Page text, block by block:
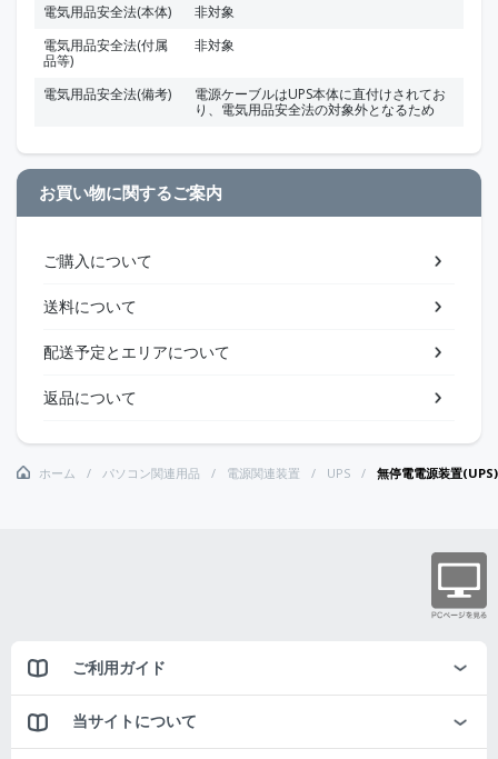
電気用品安全法(本体)
非対象
電気用品安全法(付属
品等)
非対象
電気用品安全法(備考)
電源ケーブルはUPS本体に直付けされてお
り、電気用品安全法の対象外となるため
お買い物に関するご案内
ご購入について
送料について
配送予定とエリアについて
返品について
ホーム パソコン関連用品 電源関連装置 UPS 無停電電源装置
ご利用ガイド
当サイトについて